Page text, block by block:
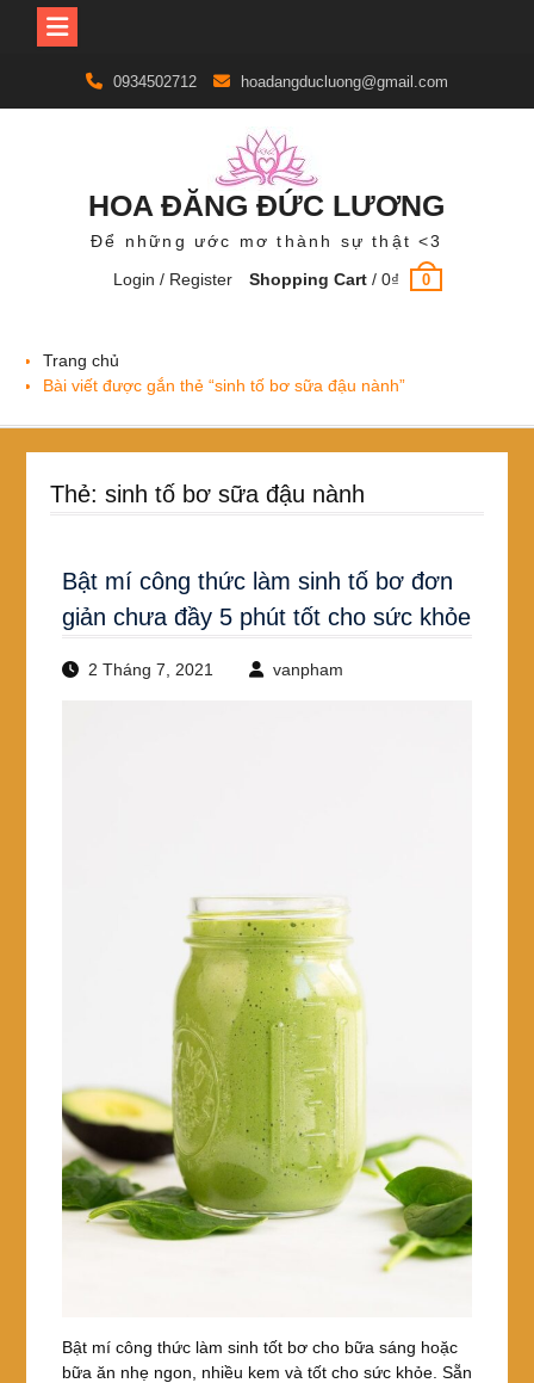
content
0934502712 hoadangducluong@gmail.com
HOA ĐĂNG ĐỨC LƯƠNG
Để những ước mơ thành sự thật <3
Login / Register
Shopping Cart /0₫ 0
Trang chủ
Bài viết được gắn thẻ “sinh tố bơ sữa đậu nành”
Thẻ: sinh tố bơ sữa đậu nành
Bật mí công thức làm sinh tố bơ đơn
giản chưa đầy 5 phút tốt cho sức khỏe
2 Tháng 7, 2021 vanpham
Bật mí công thức làm sinh tốt bơ cho bữa sáng hoặc
bữa ăn nhẹ ngon, nhiều kem và tốt cho sức khỏe. Sẵn